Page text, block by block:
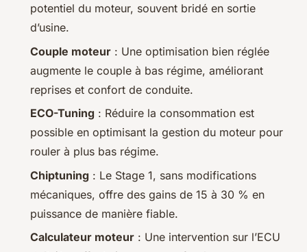
potentiel du moteur, souvent bridé en sortie
d’usine.
Couple moteur : Une optimisation bien réglée
augmente le couple à bas régime, améliorant
reprises et confort de conduite.
ECO-Tuning : Réduire la consommation est
possible en optimisant la gestion du moteur pour
rouler à plus bas régime.
Chiptuning : Le Stage 1, sans modifications
mécaniques, offre des gains de 15 à 30 % en
puissance de manière fiable.
Calculateur moteur : Une intervention sur l’ECU